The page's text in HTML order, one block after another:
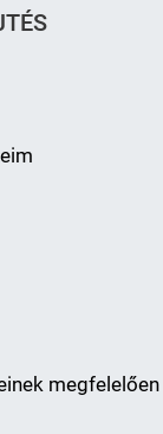
megfelelően